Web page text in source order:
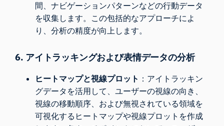
間、ナビゲーションパターンなどの行動データ
を収集します。この包括的なアプローチによ
り、分析の精度が向上します。
6. アイトラッキングおよび表情データの分析
ヒートマップと視線プロット ：アイトラッキン
グデータを活用して、ユーザーの視線の向き、
視線の移動順序、および無視されている領域を
可視化するヒートマップや視線プロットを作成